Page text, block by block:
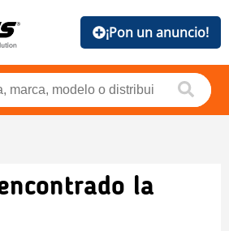
¡Pon un anuncio!
la